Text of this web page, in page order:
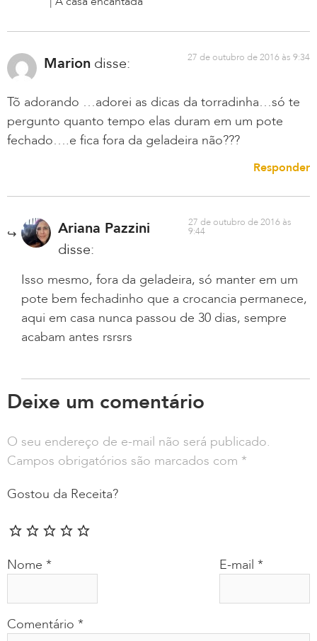
Marion disse: 27 de outubro de 2016 às 9:34
Tõ adorando …adorei as dicas da torradinha…só te
pergunto quanto tempo elas duram em um pote
fechado….e fica fora da geladeira não???
Responder
Ariana Pazzini
disse:
27 de outubro de 2016 às
9:44
Isso mesmo, fora da geladeira, só manter em um
pote bem fechadinho que a crocancia permanece,
aqui em casa nunca passou de 30 dias, sempre
acabam antes rsrsrs
Deixe um comentário
O seu endereço de e-mail não será publicado.
Campos obrigatórios são marcados com *
Gostou da Receita?
Comentário *
Nome * E-mail *